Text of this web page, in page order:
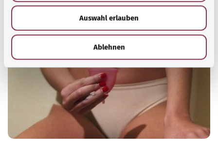
Auswahl erlauben
Ablehnen
Рекомендуемые статьи